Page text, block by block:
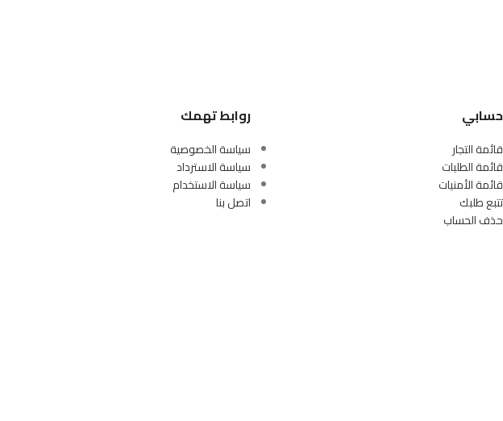
حسابي
قائمة التجار
قائمة الطلبات
قائمة الأمنيات
تتبع طلبك
حذف الحساب
روابط تهمك
سياسة الخصوصية
سياسة الاسترداد
سياسة الاستخدام
اتصل بنا